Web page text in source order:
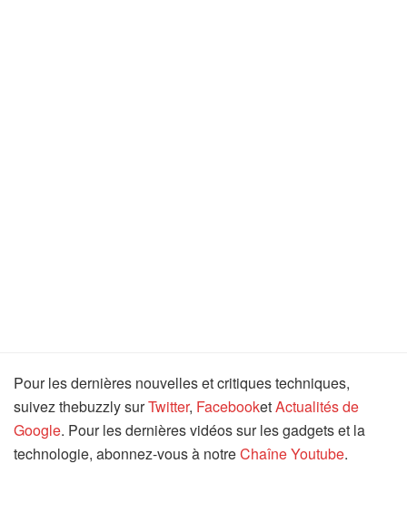
Pour les dernières nouvelles et critiques techniques,
suivez thebuzzly surTwitter, FacebooketActualités de
Google. Pour les dernières vidéos sur les gadgets et la
technologie, abonnez-vous à notreChaîne Youtube.